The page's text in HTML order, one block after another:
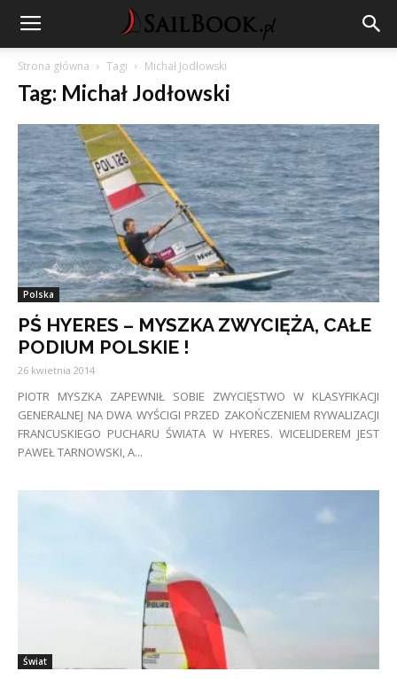
Strona główna Tagi Michał Jodłowski
Tag: Michał Jodłowski
Polska
PŚ HYERES – MYSZKA ZWYCIĘŻA, CAŁE
PODIUM POLSKIE !
26 kwietnia 2014
PIOTR MYSZKA ZAPEWNIŁ SOBIE ZWYCIĘSTWO W KLASYFIKACJI
GENERALNEJ NA DWA WYŚCIGI PRZED ZAKOŃCZENIEM RYWALIZACJI
FRANCUSKIEGO PUCHARU ŚWIATA W HYERES. WICELIDEREM JEST
PAWEŁ TARNOWSKI, A...
Świat